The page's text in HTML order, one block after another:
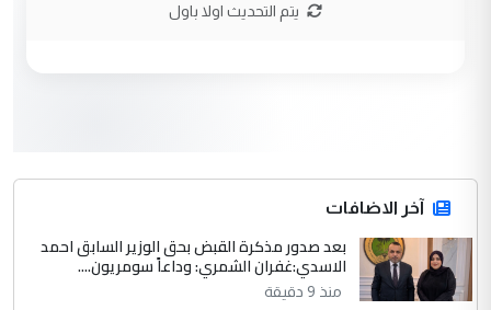
hadi
التعليق : تحيه اخويه حسينيه اي انسان مهما
كان محدود المعرفه بتفاصيل احداث المنطقه
يقول بما لايقبل ...
يتم التحديث اولا باول
آخر الاضافات
بعد صدور مذكرة القبض بحق الوزير السابق احمد
الاسدي:غفران الشمري: وداعاً سومريون....
منذ 9 دقيقة